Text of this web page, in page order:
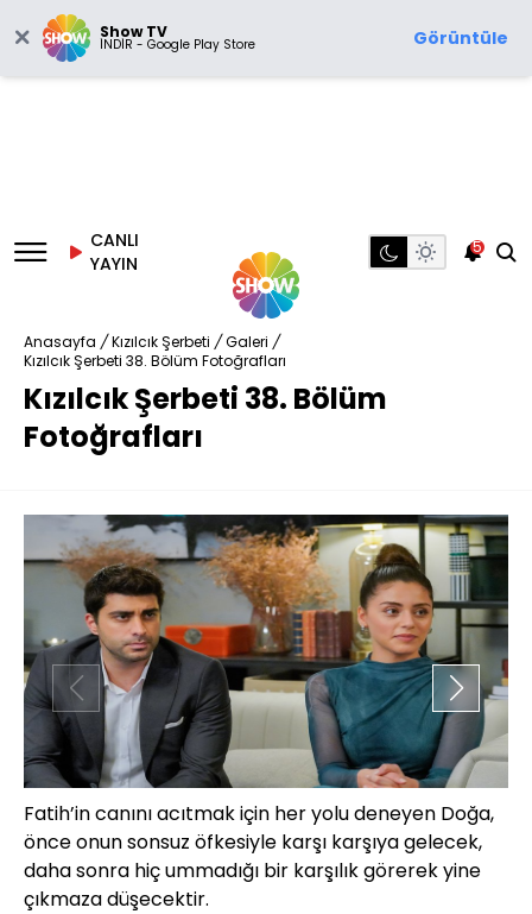
Show TV
İNDİR - Google Play Store Görüntüle
CANLI
YAYIN
5
Anasayfa / Kızılcık Şerbeti / Galeri /
Kızılcık Şerbeti 38. Bölüm Fotoğrafları
Kızılcık Şerbeti 38. Bölüm
Fotoğrafları
Fatih’in canını acıtmak için her yolu deneyen Doğa,
önce onun sonsuz öfkesiyle karşı karşıya gelecek,
daha sonra hiç ummadığı bir karşılık görerek yine
çıkmaza düşecektir.